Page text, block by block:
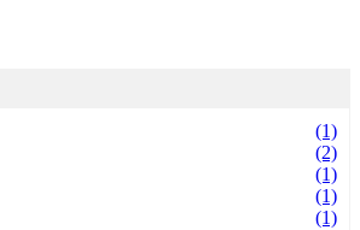
(1)
(2)
(1)
(1)
(1)